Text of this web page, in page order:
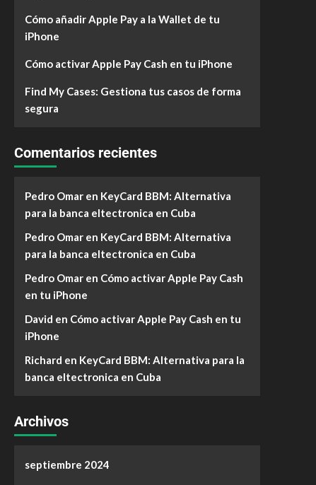
Cómo añadir Apple Pay a la Wallet de tu
iPhone
Cómo activar Apple Pay Cash en tu iPhone
Find My Cases: Gestiona tus casos de forma
segura
Comentarios recientes
Pedro Omaren KeyCard BBM: Alternativa
para la banca eltectronica en Cuba
Pedro Omaren KeyCard BBM: Alternativa
para la banca eltectronica en Cuba
Pedro Omaren Cómo activar Apple Pay Cash
en tu iPhone
David en Cómo activar Apple Pay Cash en tu
iPhone
Richard en KeyCard BBM: Alternativa para la
banca eltectronica en Cuba
Archivos
septiembre 2024